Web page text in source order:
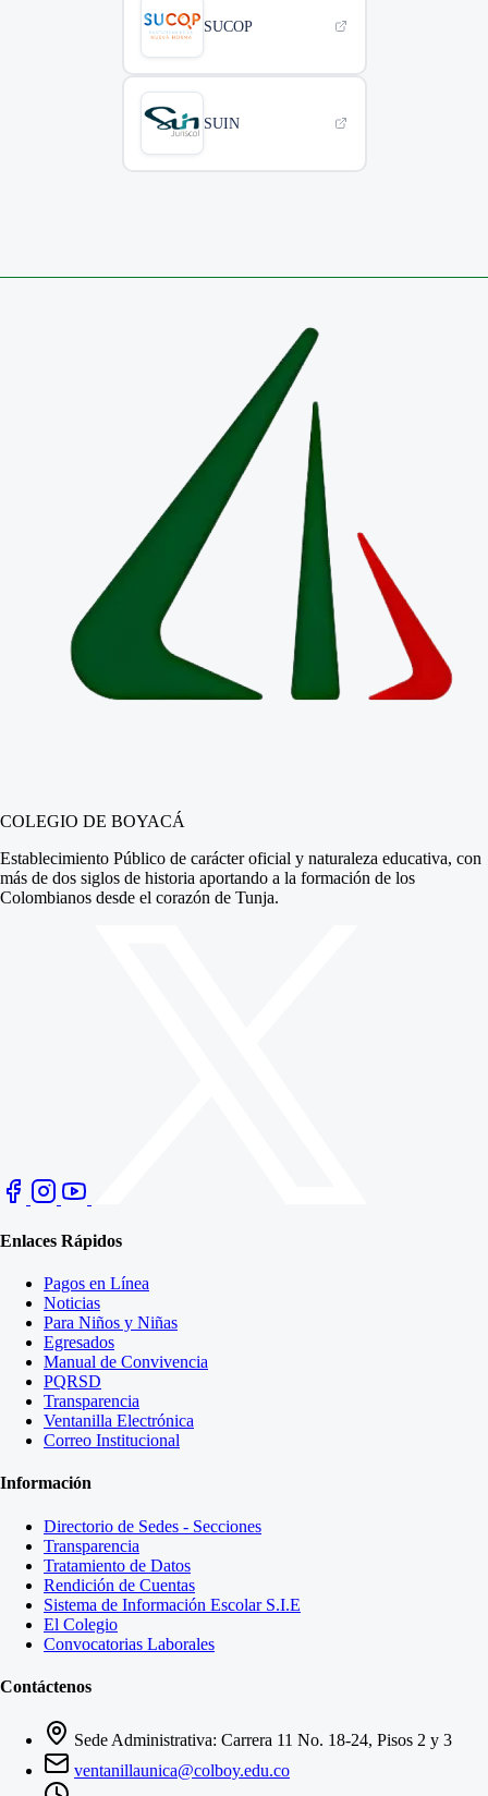
SUCOP
SUIN
COLEGIO DE BOYACÁ
Establecimiento Público de carácter oficial y naturaleza educativa, con
más de dos siglos de historia aportando a la formación de los
Colombianos desde el corazón de Tunja.
Enlaces Rápidos
Pagos en Línea
Noticias
Para Niños y Niñas
Egresados
Manual de Convivencia
PQRSD
Transparencia
Ventanilla Electrónica
Correo Institucional
Información
Directorio de Sedes - Secciones
Transparencia
Tratamiento de Datos
Rendición de Cuentas
Sistema de Información Escolar S.I.E
El Colegio
Convocatorias Laborales
Contáctenos
Sede Administrativa: Carrera 11 No. 18-24, Pisos 2 y 3
ventanillaunica@colboy.edu.co